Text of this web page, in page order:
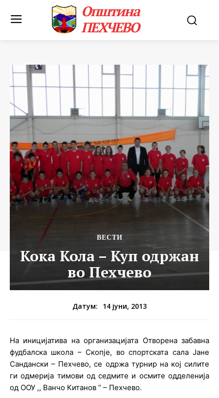
Општина
ПЕХЧЕВО
ВЕСТИ
Кока Кола – Куп одржан
во Пехчево
Датум: 14 јуни, 2013
На иницијатива на организацијата Отворена забавна
фудбалска школа – Скопје, во спортската сала Јане
Сандански – Пехчево, се одржа турнир на кој силите
ги одмерија тимови од седмите и осмите одделенија
од ООУ ,, Ванчо Китанов ’’ – Пехчево.